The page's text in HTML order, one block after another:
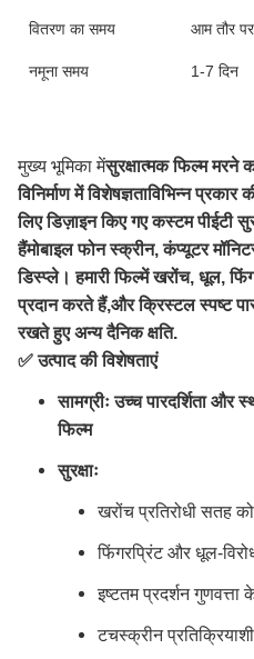
वितरण का समय आम तौर
नमूना समय 1-7 दिन
मुख्य भूमिका मेंसुरक्षात्मक फिल्म मरने
विनिर्माण में विशेषज्ञताविभिन्न प्रकार
लिए डिज़ाइन किए गए कस्टम पीईटी
हैंमोबाइल फोन स्क्रीन, कंप्यूटर
डिस्प्ले। हमारी फिल्में खरोंच, धूल,
प्रदान करते हैं,और क्रिस्टल स्पष्ट
रखते हुए अन्य दैनिक क्षति.
✅ उत्पाद की विशेषताएं
सामग्रीः उच्च पारदर्शिता और
फिल्म
सुरक्षाः
खरोंच प्रतिरोधी सतह
फिंगरप्रिंट और धूल-
इष्टतम प्रदर्शन गुणवत्ता
टचस्क्रीन